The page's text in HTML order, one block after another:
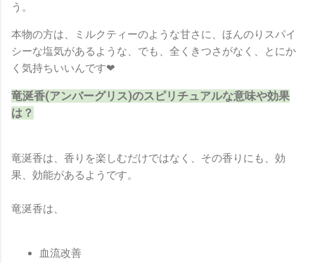
う。
本物の方は、ミルクティーのような甘さに、ほんのりスパイ
シーな塩気があるような、でも、全くきつさがなく、とにか
く気持ちいいんです❤
竜涎香(アンバーグリス)のスピリチュアルな意味や効果
は？
竜涎香は、香りを楽しむだけではなく、その香りにも、効
果、効能があるようです。
竜涎香は、
血流改善